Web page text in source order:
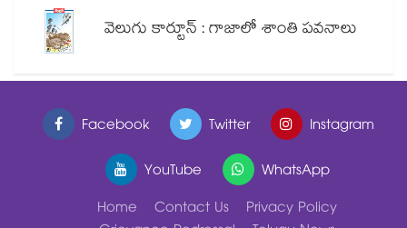
వెలుగు కార్టూన్ : గాజాలో శాంతి పవనాలు
Facebook Twitter
Instagram
YouTube
WhatsApp
Home
Contact Us
Privacy Policy